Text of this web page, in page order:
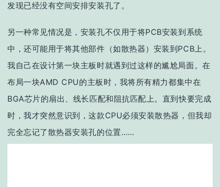
发现已经没有空间安排安装孔了。
另一种常见情况是，安装孔不仅用于将PCB安装到系统
中，还可能用于将其他部件（如散热器）安装到PCB上。
我自己在设计第一块主板时就遇到过这样的尴尬局面。在
布局一块AMD CPU的主板时，我将所有精力都集中在
BGA芯片的扇出、线长匹配和阻抗匹配上。直到快要完成
时，我才突然意识到，这款CPU必须安装散热器，但我却
完全忘记了散热器安装孔的位置……